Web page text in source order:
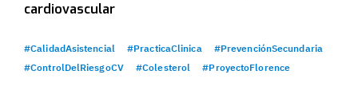
cardiovascular
#CalidadAsistencial #PracticaClinica
#PrevenciónSecundaria
#ControlDelRiesgoCV
#Colesterol #ProyectoFlorence